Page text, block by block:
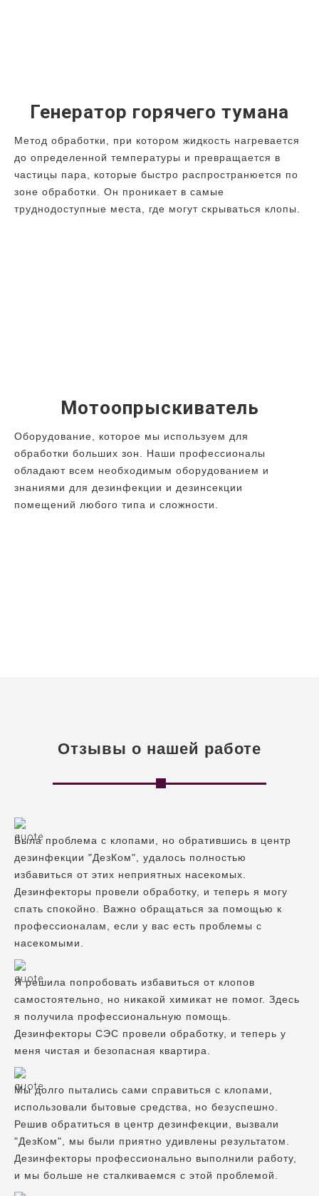
Генератор горячего тумана
Метод обработки, при котором жидкость нагревается
до определенной температуры и превращается в
частицы пара, которые быстро распространюется по
зоне обработки. Он проникает в самые
труднодоступные места, где могут скрываться клопы.
Мотоопрыскиватель
Оборудование, которое мы используем для
обработки больших зон. Наши профессионалы
обладают всем необходимым оборудованием и
знаниями для дезинфекции и дезинсекции
помещений любого типа и сложности.
Отзывы о нашей работе
Была проблема с клопами, но обратившись в центр
дезинфекции "ДезКом", удалось полностью
избавиться от этих неприятных насекомых.
Дезинфекторы провели обработку, и теперь я могу
спать спокойно. Важно обращаться за помощью к
профессионалам, если у вас есть проблемы с
насекомыми.
Я решила попробовать избавиться от клопов
самостоятельно, но никакой химикат не помог. Здесь
я получила профессиональную помощь.
Дезинфекторы СЭС провели обработку, и теперь у
меня чистая и безопасная квартира.
Мы долго пытались сами справиться с клопами,
использовали бытовые средства, но безуспешно.
Решив обратиться в центр дезинфекции, вызвали
"ДезКом", мы были приятно удивлены результатом.
Дезинфекторы профессионально выполнили работу,
и мы больше не сталкиваемся с этой проблемой.